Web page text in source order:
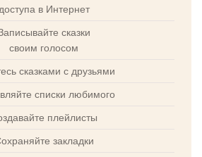
доступа в Интернет
сказки
своим голосом
сказками с друзьями
списки любимого
плейлисты
закладки